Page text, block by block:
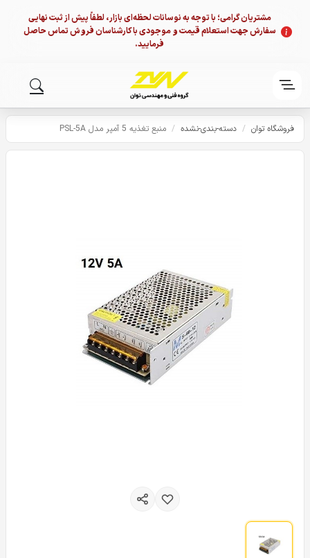
مشتریان گرامی؛ با توجه به نوسانات لحظه‌ای بازار، لطفاً پیش از ثبت نهایی
سفارش جهت استعلام قیمت و موجودی با کارشناسان فروش تماس حاصل
فرمایید.
فروشگاه توان / دسته-بندی-نشده / منبع تغذیه 5 آمپر مدل PSL-5A